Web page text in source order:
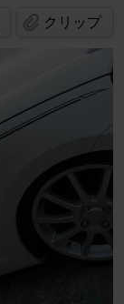
クリップ